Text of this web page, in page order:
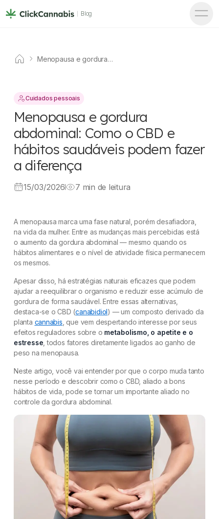
Blog
Menopausa e gordura
Cuidados pessoais
Menopausa e gordura
abdominal: Como o CBD e
hábitos saudáveis podem fazer
a diferença
15/03/2026 7 min de leitura
A menopausa marca uma fase natural, porém desafiadora,
na vida da mulher. Entre as mudanças mais percebidas está
o aumento da gordura abdominal — mesmo quando os
hábitos alimentares e o nível de atividade física permanecem
os mesmos.
Apesar disso, há estratégias naturais eficazes que podem
ajudar a reequilibrar o organismo e reduzir esse acúmulo de
gordura de forma saudável. Entre essas alternativas,
destaca-se o CBD (canabidiol) — um composto derivado da
planta cannabis , que vem despertando interesse por seus
efeitos reguladores sobre o metabolismo, o apetite e o
estresse , todos fatores diretamente ligados ao ganho de
peso na menopausa.
Neste artigo, você vai entender por que o corpo muda tanto
nesse período e descobrir como o CBD, aliado a bons
hábitos de vida, pode se tornar um importante aliado no
controle da gordura abdominal.